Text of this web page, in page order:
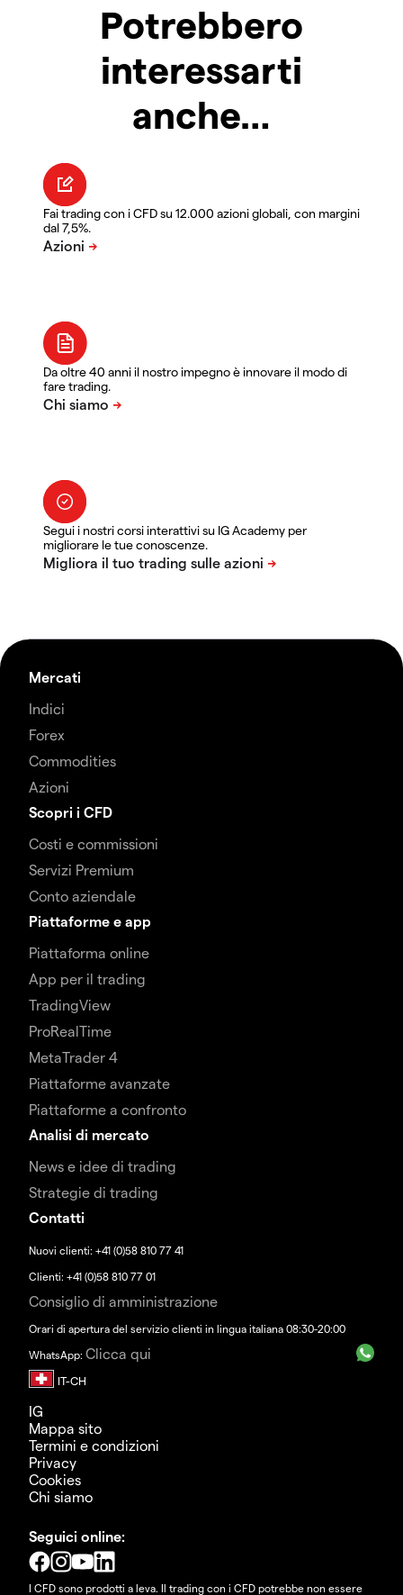
Potrebbero
interessarti
anche…
Fai trading con i CFD su 12.000 azioni globali, con margini
dal 7,5%.
Da oltre 40 anni il nostro impegno è innovare il modo di
fare trading.
Segui i nostri corsi interattivi su IG Academy per
migliorare le tue conoscenze.
Mercati
Indici
Forex
Commodities
Azioni
Scopri i CFD
Costi e commissioni
Servizi Premium
Conto aziendale
Piattaforme e app
Piattaforma online
App per il trading
TradingView
ProRealTime
MetaTrader 4
Piattaforme avanzate
Piattaforme a confronto
Analisi di mercato
News e idee di trading
Strategie di trading
Contatti
Nuovi clienti: +41 (0)58 810 77 41
Clienti: +41 (0)58 810 77 01
Consiglio di amministrazione
Orari di apertura del servizio clienti in lingua italiana 08:30-20:00
WhatsApp: Clicca qui
IG
Mappa sito
Termini e condizioni
Privacy
Cookies
Chi siamo
Seguici online:
I CFD sono prodotti a leva. Il trading con i CFD potrebbe non essere